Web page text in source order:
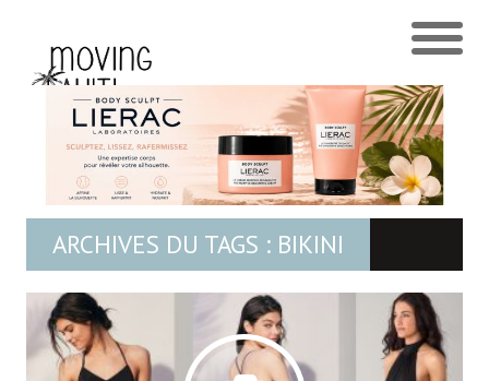
ARCHIVES DU TAGS : BIKINI